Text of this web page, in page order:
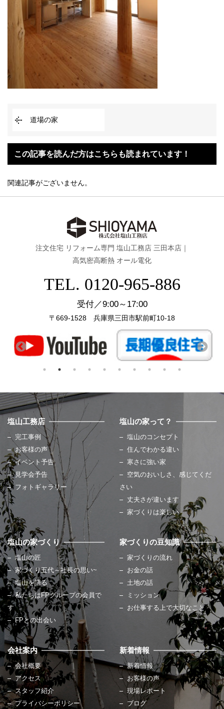
道場の家
この記事を読んだ方はこちらも読まれています！
関連記事がございません。
注文住宅 リフォーム専門 塩山工務店 三田本店｜
高気密高断熱 オール電化
TEL. 0120-965-886
受付／9:00～17:00
〒669-1528 兵庫県三田市駅前町10-18
塩山工務店
完工事例
お客様の声
イベント予告
見学会予告
フォトギャラリー
塩山の家って？
塩山のコンセプト
住んでわかる違い
寒さに強い家
空気のおいしさ、感じてくだ
さい
丈夫さが違います
家づくりは楽しい
塩山の家づくり
塩山の匠
家づくり五代～社長の思い~
塩山を語る
私たちはFPグループの会員で
す
FPとの出会い
家づくりの豆知識
家づくりの流れ
お金の話
土地の話
ミッション
お仕事する上で大切なこと
会社案内
会社概要
アクセス
スタッフ紹介
プライバシーポリシー
新着情報
新着情報
お客様の声
現場レポート
ブログ